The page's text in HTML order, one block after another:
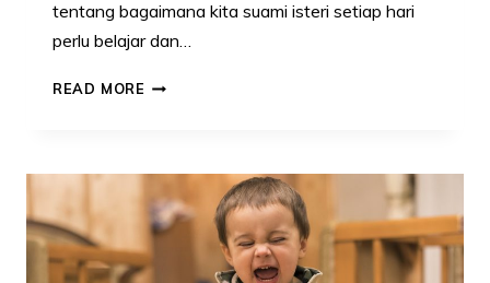
tentang bagaimana kita suami isteri setiap hari
perlu belajar dan…
READ MORE RUMAHTANGGA
BARAKAH
ADALAH
IMPIAN
SETIAP